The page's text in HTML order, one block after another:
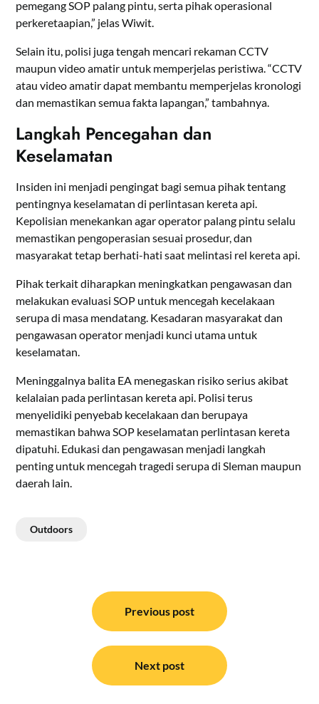
pemegang SOP palang pintu, serta pihak operasional
perkeretaapian,” jelas Wiwit.
Selain itu, polisi juga tengah mencari rekaman CCTV
maupun video amatir untuk memperjelas peristiwa. “CCTV
atau video amatir dapat membantu memperjelas kronologi
dan memastikan semua fakta lapangan,” tambahnya.
Langkah Pencegahan dan
Keselamatan
Insiden ini menjadi pengingat bagi semua pihak tentang
pentingnya keselamatan di perlintasan kereta api.
Kepolisian menekankan agar operator palang pintu selalu
memastikan pengoperasian sesuai prosedur, dan
masyarakat tetap berhati-hati saat melintasi rel kereta api.
Pihak terkait diharapkan meningkatkan pengawasan dan
melakukan evaluasi SOP untuk mencegah kecelakaan
serupa di masa mendatang. Kesadaran masyarakat dan
pengawasan operator menjadi kunci utama untuk
keselamatan.
Meninggalnya balita EA menegaskan risiko serius akibat
kelalaian pada perlintasan kereta api. Polisi terus
menyelidiki penyebab kecelakaan dan berupaya
memastikan bahwa SOP keselamatan perlintasan kereta
dipatuhi. Edukasi dan pengawasan menjadi langkah
penting untuk mencegah tragedi serupa di Sleman maupun
daerah lain.
Outdoors
Previous post
Next post